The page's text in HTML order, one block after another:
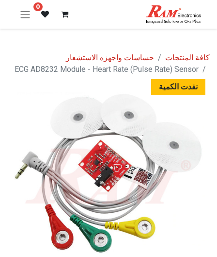
0
كافة المنتجات
حساسات واجهزه الاستشعار
ECG AD8232 Module - Heart Rate (Pulse Rate) Sensor
نفدت الكمية